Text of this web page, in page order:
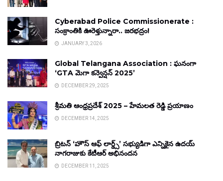
Cyberabad Police Commissionerate :
సంక్రాంతికి ఊరెళ్తున్నారా.. జరభద్రం!
JANUARY 3, 2026
Global Telangana Association : ఘనంగా
‘GTA మెగా కన్వెన్షన్ 2025’
DECEMBER 29, 2025
శ్రీమతి ఆంధ్రప్రదేశ్ 2025 – హేమలత రెడ్డి ప్రయాణం
DECEMBER 14, 2025
బ్రిటన్ ‘హౌస్ ఆఫ్ లార్డ్స్’ సభ్యుడిగా ఎన్నికైన ఉదయ్
నాగరాజుకు కేటీఆర్ అభినందన
DECEMBER 11, 2025